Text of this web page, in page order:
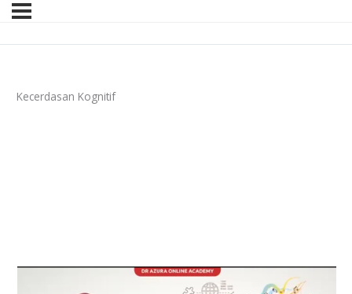
Kecerdasan Kognitif